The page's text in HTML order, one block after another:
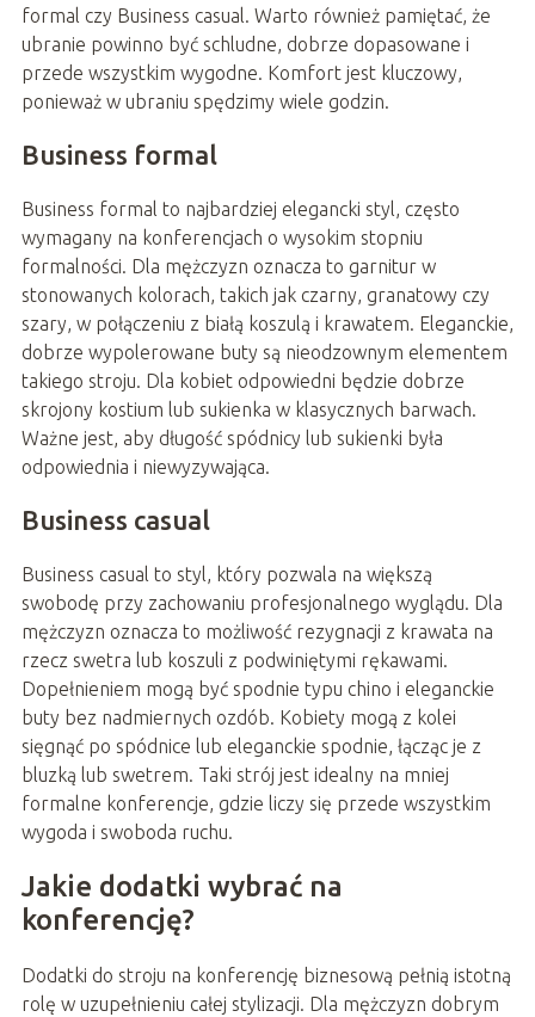
formal czy Business casual. Warto również pamiętać, że
ubranie powinno być schludne, dobrze dopasowane i
przede wszystkim wygodne. Komfort jest kluczowy,
ponieważ w ubraniu spędzimy wiele godzin.
Business formal
Business formal to najbardziej elegancki styl, często
wymagany na konferencjach o wysokim stopniu
formalności. Dla mężczyzn oznacza to garnitur w
stonowanych kolorach, takich jak czarny, granatowy czy
szary, w połączeniu z białą koszulą i krawatem. Eleganckie,
dobrze wypolerowane buty są nieodzownym elementem
takiego stroju. Dla kobiet odpowiedni będzie dobrze
skrojony kostium lub sukienka w klasycznych barwach.
Ważne jest, aby długość spódnicy lub sukienki była
odpowiednia i niewyzywająca.
Business casual
Business casual to styl, który pozwala na większą
swobodę przy zachowaniu profesjonalnego wyglądu. Dla
mężczyzn oznacza to możliwość rezygnacji z krawata na
rzecz swetra lub koszuli z podwiniętymi rękawami.
Dopełnieniem mogą być spodnie typu chino i eleganckie
buty bez nadmiernych ozdób. Kobiety mogą z kolei
sięgnąć po spódnice lub eleganckie spodnie, łącząc je z
bluzką lub swetrem. Taki strój jest idealny na mniej
formalne konferencje, gdzie liczy się przede wszystkim
wygoda i swoboda ruchu.
Jakie dodatki wybrać na
konferencję?
Dodatki do stroju na konferencję biznesową pełnią istotną
rolę w uzupełnieniu całej stylizacji. Dla mężczyzn dobrym